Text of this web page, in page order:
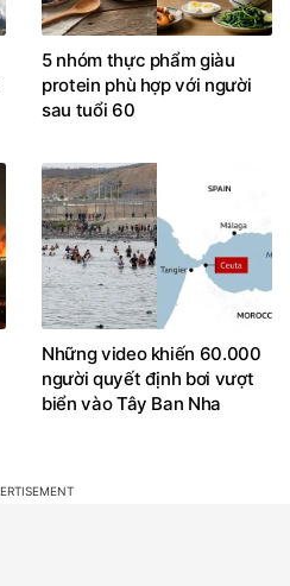
5 nhóm thực phẩm giàu
protein phù hợp với người
sau tuổi 60
Những video khiến 60.000
người quyết định bơi vượt
biển vào Tây Ban Nha